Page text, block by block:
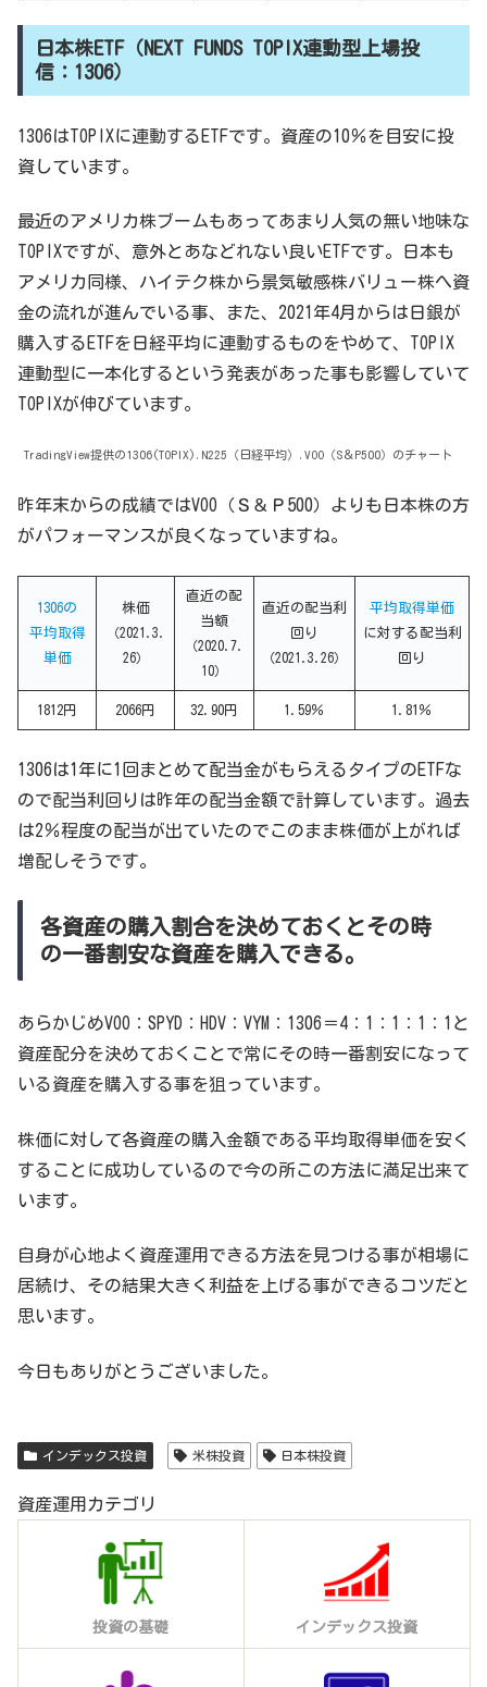
日本株ETF（NEXT FUNDS TOPIX連動型上場投
信：1306）
1306はTOPIXに連動するETFです。資産の10％を目安に投
資しています。
最近のアメリカ株ブームもあってあまり人気の無い地味な
TOPIXですが、意外とあなどれない良いETFです。日本も
アメリカ同様、ハイテク株から景気敏感株バリュー株へ資
金の流れが進んでいる事、また、2021年4月からは日銀が
購入するETFを日経平均に連動するものをやめて、TOPIX
連動型に一本化するという発表があった事も影響していて
TOPIXが伸びています。
TradingView提供の1306(TOPIX).N225（日経平均）.VOO（S＆P500）のチャート
昨年末からの成績ではVOO（Ｓ＆Ｐ500）よりも日本株の方
がパフォーマンスが良くなっていますね。
1306の
平均取得
単価
株価
（2021.3.
26）
直近の配
当額
（2020.7.
10）
直近の配当利
回り
（2021.3.26）
平均取得単価
に対する配当利
回り
1812円 2066円 32.90円 1.59％ 1.81％
1306は1年に1回まとめて配当金がもらえるタイプのETFな
ので配当利回りは昨年の配当金額で計算しています。過去
は2％程度の配当が出ていたのでこのまま株価が上がれば
増配しそうです。
各資産の購入割合を決めておくとその時
の一番割安な資産を購入できる。
あらかじめVOO：SPYD：HDV：VYM：1306＝4：1：1：1：1と
資産配分を決めておくことで常にその時一番割安になって
いる資産を購入する事を狙っています。
株価に対して各資産の購入金額である平均取得単価を安く
することに成功しているので今の所この方法に満足出来て
います。
自身が心地よく資産運用できる方法を見つける事が相場に
居続け、その結果大きく利益を上げる事ができるコツだと
思います。
今日もありがとうございました。
インデックス投資 米株投資 日本株投資
資産運用カテゴリ
投資の基礎 インデックス投資